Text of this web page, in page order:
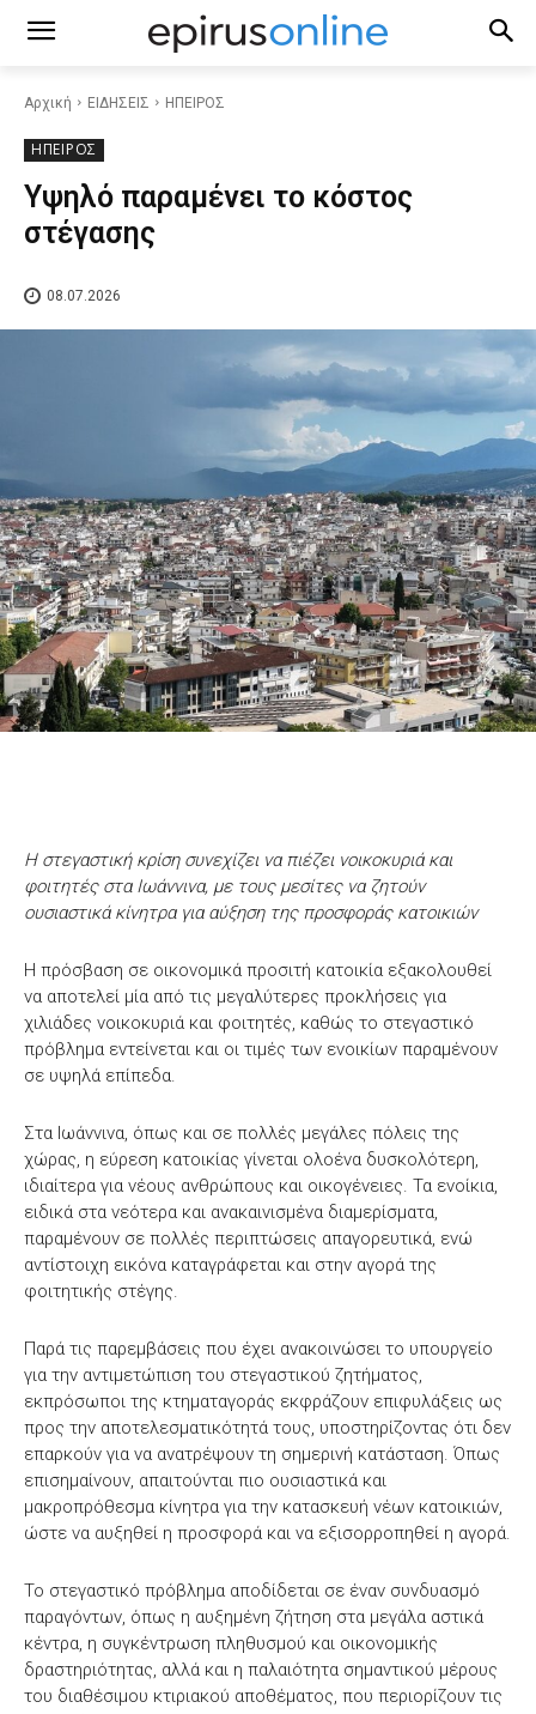
Αρχική ΕΙΔΗΣΕΙΣ ΗΠΕΙΡΟΣ
ΗΠΕΙΡΟΣ
Υψηλό παραμένει το κόστος
στέγασης
08.07.2026
Η στεγαστική κρίση συνεχίζει να πιέζει νοικοκυριά και
φοιτητές στα Ιωάννινα, με τους μεσίτες να ζητούν
ουσιαστικά κίνητρα για αύξηση της προσφοράς κατοικιών
Η πρόσβαση σε οικονομικά προσιτή κατοικία εξακολουθεί
να αποτελεί μία από τις μεγαλύτερες προκλήσεις για
χιλιάδες νοικοκυριά και φοιτητές, καθώς το στεγαστικό
πρόβλημα εντείνεται και οι τιμές των ενοικίων παραμένουν
σε υψηλά επίπεδα.
Στα Ιωάννινα, όπως και σε πολλές μεγάλες πόλεις της
χώρας, η εύρεση κατοικίας γίνεται ολοένα δυσκολότερη,
ιδιαίτερα για νέους ανθρώπους και οικογένειες. Τα ενοίκια,
ειδικά στα νεότερα και ανακαινισμένα διαμερίσματα,
παραμένουν σε πολλές περιπτώσεις απαγορευτικά, ενώ
αντίστοιχη εικόνα καταγράφεται και στην αγορά της
φοιτητικής στέγης.
Παρά τις παρεμβάσεις που έχει ανακοινώσει το υπουργείο
για την αντιμετώπιση του στεγαστικού ζητήματος,
εκπρόσωποι της κτηματαγοράς εκφράζουν επιφυλάξεις ως
προς την αποτελεσματικότητά τους, υποστηρίζοντας ότι δεν
επαρκούν για να ανατρέψουν τη σημερινή κατάσταση. Όπως
επισημαίνουν, απαιτούνται πιο ουσιαστικά και
μακροπρόθεσμα κίνητρα για την κατασκευή νέων κατοικιών,
ώστε να αυξηθεί η προσφορά και να εξισορροπηθεί η αγορά.
Το στεγαστικό πρόβλημα αποδίδεται σε έναν συνδυασμό
παραγόντων, όπως η αυξημένη ζήτηση στα μεγάλα αστικά
κέντρα, η συγκέντρωση πληθυσμού και οικονομικής
δραστηριότητας, αλλά και η παλαιότητα σημαντικού μέρους
του διαθέσιμου κτιριακού αποθέματος, που περιορίζουν τις